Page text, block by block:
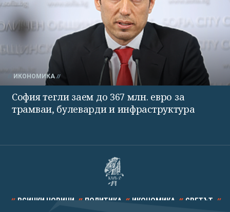
ИКОНОМИКА
София тегли заем до 367 млн. евро за
трамваи, булеварди и инфраструктура
ВСИЧКИ НОВИНИ ПОЛИТИКА ИКОНОМИКА СВЕТЪТ